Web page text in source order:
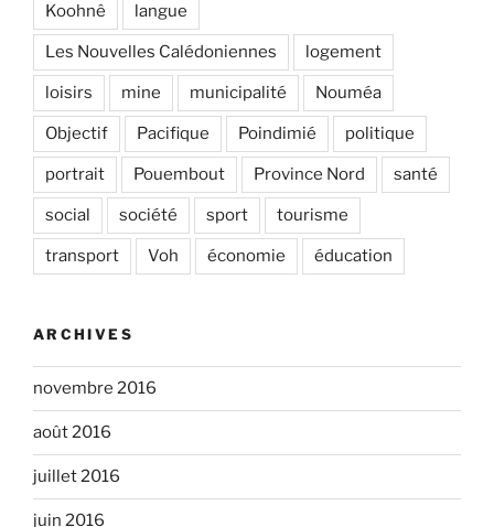
Koohnê langue
Les Nouvelles Calédoniennes logement
loisirs mine municipalité Nouméa
Objectif Pacifique Poindimié politique
portrait Pouembout Province Nord santé
social société sport tourisme
transport Voh économie éducation
ARCHIVES
novembre 2016
août 2016
juillet 2016
juin 2016